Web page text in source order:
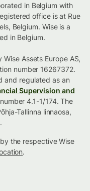
in Belgium with
office is at Rue
Belgium. Wise is a
in Belgium.
Assets Europe AS,
number 16267372.
and regulated as an
Supervision and
4.1-1/174. The
Tallinna linnaosa,
the respective Wise
.